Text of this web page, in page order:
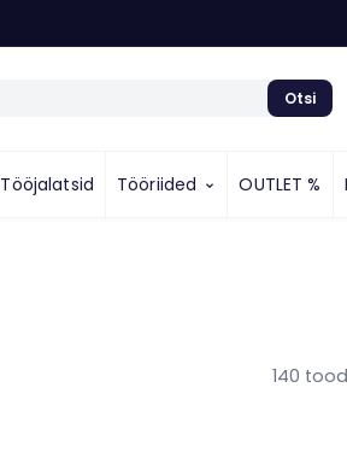
Otsi
Tööjalatsid Tööriided OUTLET %
140